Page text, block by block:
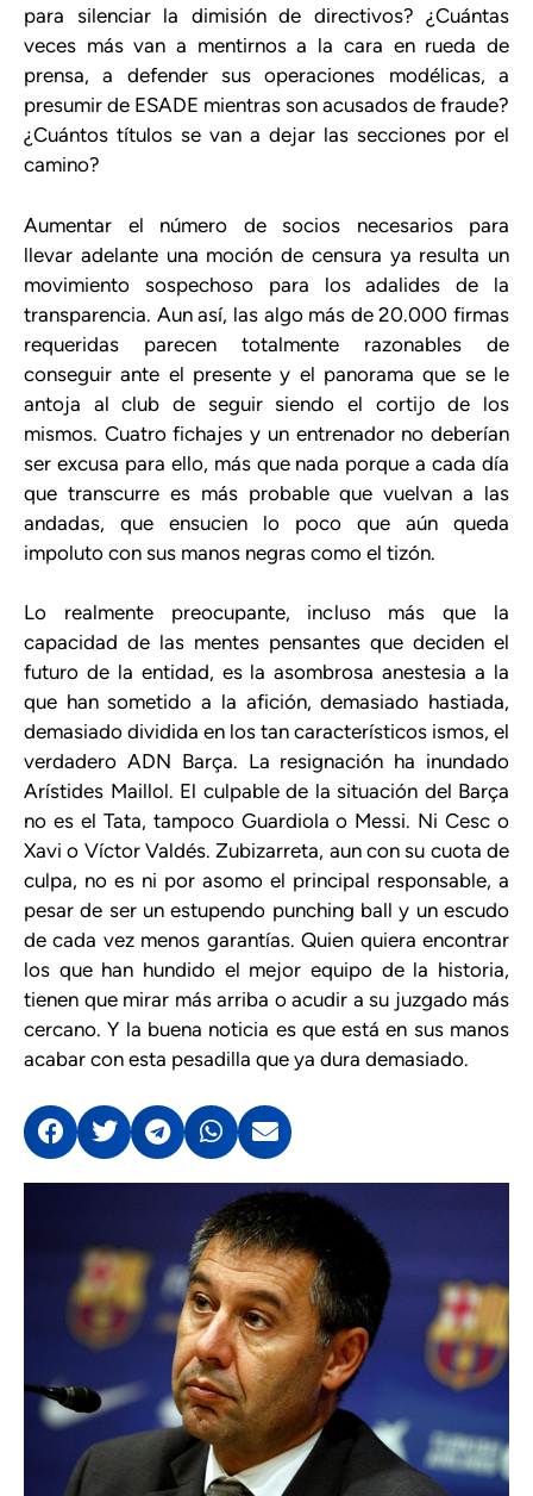
para silenciar la dimisión de directivos? ¿Cuántas
veces más van a mentirnos a la cara en rueda de
prensa, a defender sus operaciones modélicas, a
presumir de ESADE mientras son acusados de fraude?
¿Cuántos títulos se van a dejar las secciones por el
camino?
Aumentar el número de socios necesarios para
llevar adelante una moción de censura ya resulta un
movimiento sospechoso para los adalides de la
transparencia. Aun así, las algo más de 20.000 firmas
requeridas parecen totalmente razonables de
conseguir ante el presente y el panorama que se le
antoja al club de seguir siendo el cortijo de los
mismos. Cuatro fichajes y un entrenador no deberían
ser excusa para ello, más que nada porque a cada día
que transcurre es más probable que vuelvan a las
andadas, que ensucien lo poco que aún queda
impoluto con sus manos negras como el tizón.
Lo realmente preocupante, incluso más que la
capacidad de las mentes pensantes que deciden el
futuro de la entidad, es la asombrosa anestesia a la
que han sometido a la afición, demasiado hastiada,
demasiado dividida en los tan característicos ismos, el
verdadero ADN Barça. La resignación ha inundado
Arístides Maillol. El culpable de la situación del Barça
no es el Tata, tampoco Guardiola o Messi. Ni Cesc o
Xavi o Víctor Valdés. Zubizarreta, aun con su cuota de
culpa, no es ni por asomo el principal responsable, a
pesar de ser un estupendo punching ball y un escudo
de cada vez menos garantías. Quien quiera encontrar
los que han hundido el mejor equipo de la historia,
tienen que mirar más arriba o acudir a su juzgado más
cercano. Y la buena noticia es que está en sus manos
acabar con esta pesadilla que ya dura demasiado.